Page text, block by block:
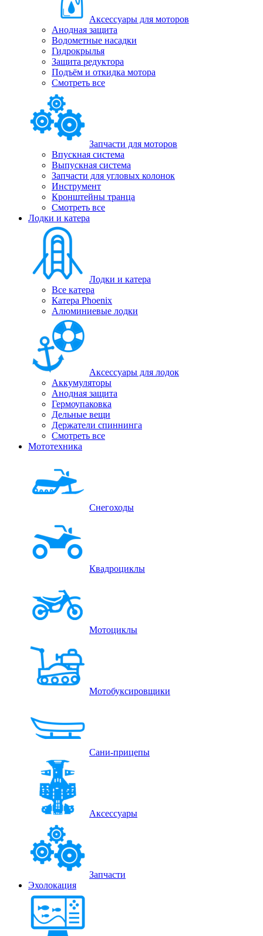
Аксессуары для моторов
Анодная защита
Водометные насадки
Гидрокрылья
Защита редуктора
Подъём и откидка мотора
Смотреть все
Запчасти для моторов
Впускная система
Выпускная система
Запчасти для угловых колонок
Инструмент
Кронштейны транца
Смотреть все
Лодки и катера
Лодки и катера
Все катера
Катера Phoenix
Алюминиевые лодки
Аксессуары для лодок
Аккумуляторы
Анодная защита
Гермоупаковка
Дельные вещи
Держатели спиннинга
Смотреть все
Мототехника
Снегоходы
Квадроциклы
Мотоциклы
Мотобуксировщики
Сани-прицепы
Аксессуары
Запчасти
Эхолокация